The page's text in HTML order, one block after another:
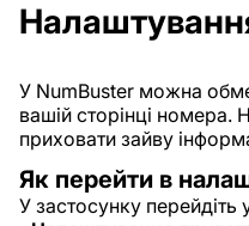
У NumBuster можна
вашій сторінці
приховати зайву
Як перейти в
У застосунку перейдіть